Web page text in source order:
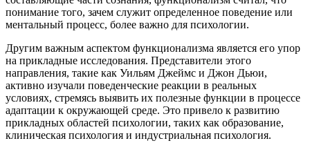
понимание того, зачем служит определенное поведение или
ментальный процесс, более важно для психологии.
Другим важным аспектом функционализма является его упор
на прикладные исследования. Представители этого
направления, такие как Уильям Джеймс и Джон Дьюи,
активно изучали поведенческие реакции в реальных
условиях, стремясь выявить их полезные функции в процессе
адаптации к окружающей среде. Это привело к развитию
прикладных областей психологии, таких как образование,
клиническая психология и индустриальная психология.